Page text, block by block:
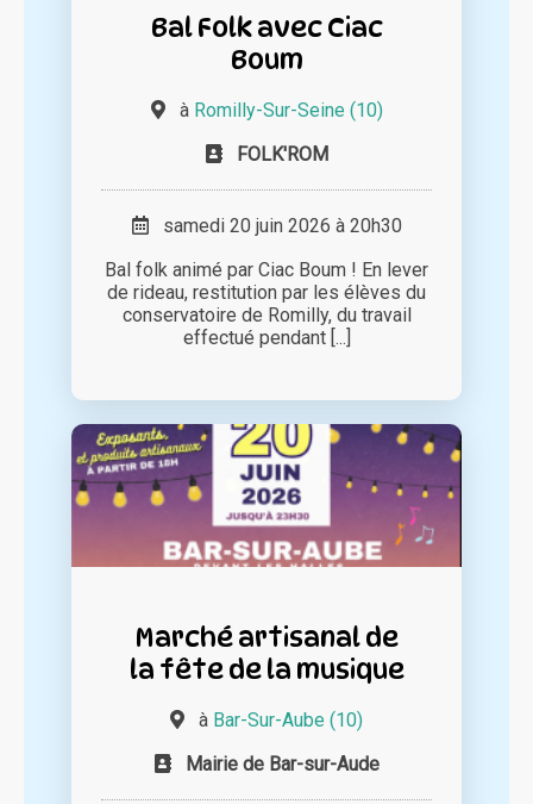
Bal Folk avec Ciac
Boum
à Romilly-Sur-Seine (10)
FOLK'ROM
samedi 20 juin 2026 à 20h30
Bal folk animé par Ciac Boum ! En lever
de rideau, restitution par les élèves du
conservatoire de Romilly, du travail
effectué pendant [...]
Marché artisanal de
la fête de la musique
à Bar-Sur-Aube (10)
Mairie de Bar-sur-Aude